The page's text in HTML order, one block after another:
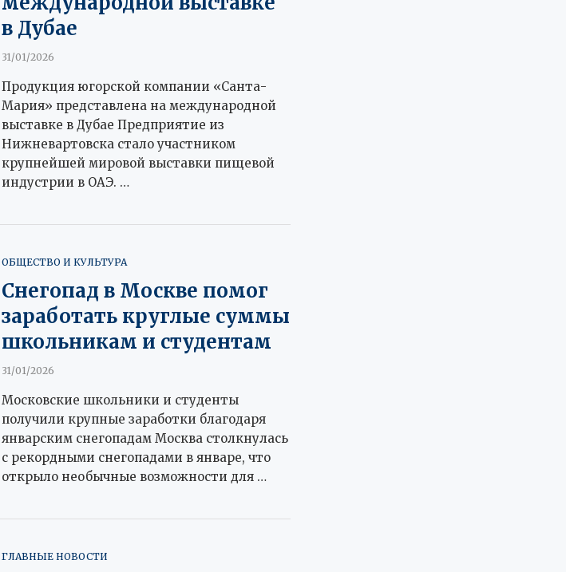
в Дубае
31/01/2026
Продукция югорской компании «Санта-
Мария» представлена на международной
выставке в Дубае Предприятие из
Нижневартовска стало участником
крупнейшей мировой выставки пищевой
индустрии в ОАЭ. …
ОБЩЕСТВО И КУЛЬТУРА
Снегопад в Москве помог
заработать круглые суммы
школьникам и студентам
31/01/2026
Московские школьники и студенты
получили крупные заработки благодаря
январским снегопадам Москва столкнулась
с рекордными снегопадами в январе, что
открыло необычные возможности для …
ГЛАВНЫЕ НОВОСТИ